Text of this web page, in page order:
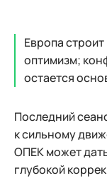
Европа
оптимизм;
остается
Последний
к сильному
ОПЕК может
глубокой